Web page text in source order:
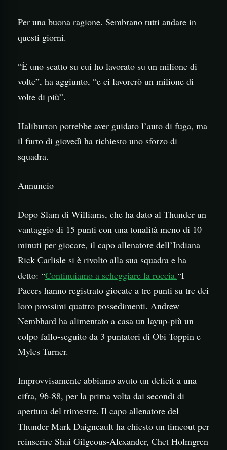
Per una buona ragione. Sembrano tutti andare in
questi giorni.
“È uno scatto su cui ho lavorato su un milione di
volte”, ha aggiunto, “e ci lavorerò un milione di
volte di più”.
Haliburton potrebbe aver guidato l’auto di fuga, ma
il furto di giovedì ha richiesto uno sforzo di
squadra.
Annuncio
Dopo Slam di Williams, che ha dato al Thunder un
vantaggio di 15 punti con una tonalità meno di 10
minuti per giocare, il capo allenatore dell’Indiana
Rick Carlisle si è rivolto alla sua squadra e ha
detto: “Continuiamo a scheggiare la roccia.“I
Pacers hanno registrato giocate a tre punti su tre dei
loro prossimi quattro possedimenti. Andrew
Nembhard ha alimentato a casa un layup-più un
colpo fallo-seguito da 3 puntatori di Obi Toppin e
Myles Turner.
Improvvisamente abbiamo avuto un deficit a una
cifra, 96-88, per la prima volta dai secondi di
apertura del trimestre. Il capo allenatore del
Thunder Mark Daigneault ha chiesto un timeout per
reinserire Shai Gilgeous-Alexander, Chet Holmgren